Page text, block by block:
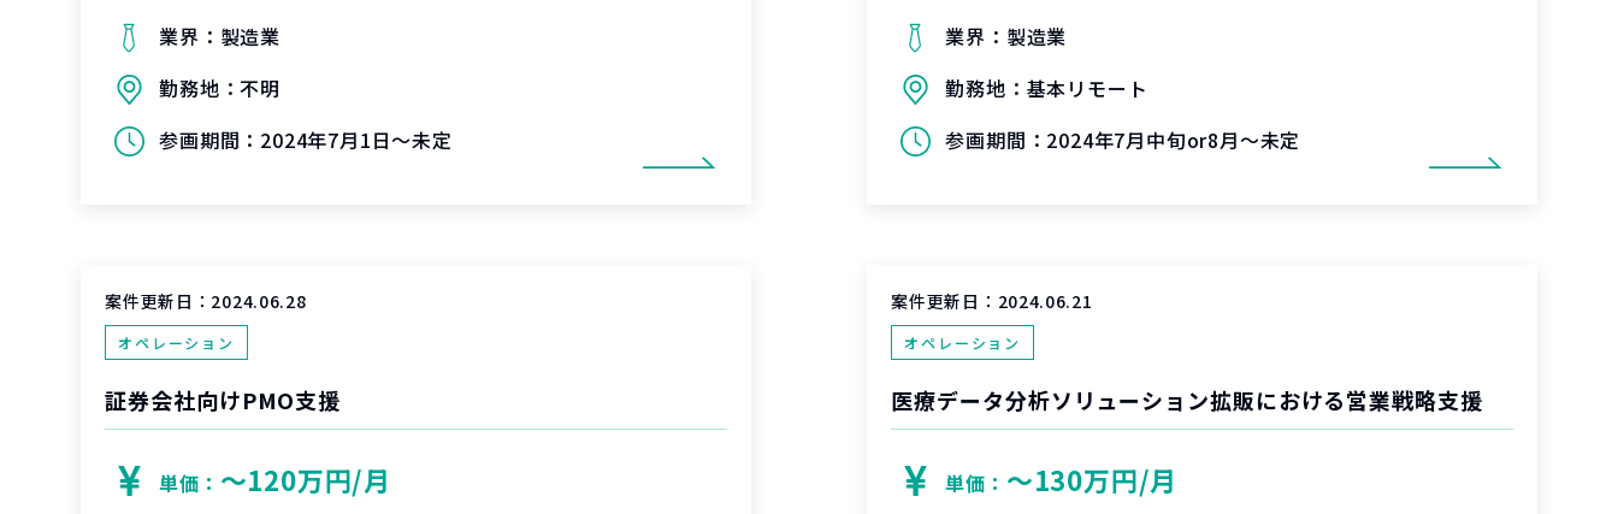
業界： 製造業
勤務地：不明
参画期間： 2024年7月1日～未定
業界： 製造業
勤務地： 基本リモート
参画期間： 2024年7月中旬or8月～未定
案件更新日： 2024.06.28
オペレーション
証券会社向けPMO支援
単価： 〜120万円/月
案件更新日： 2024.06.21
オペレーション
医療データ分析ソリューション拡販における営業戦略支援
単価： 〜130万円/月